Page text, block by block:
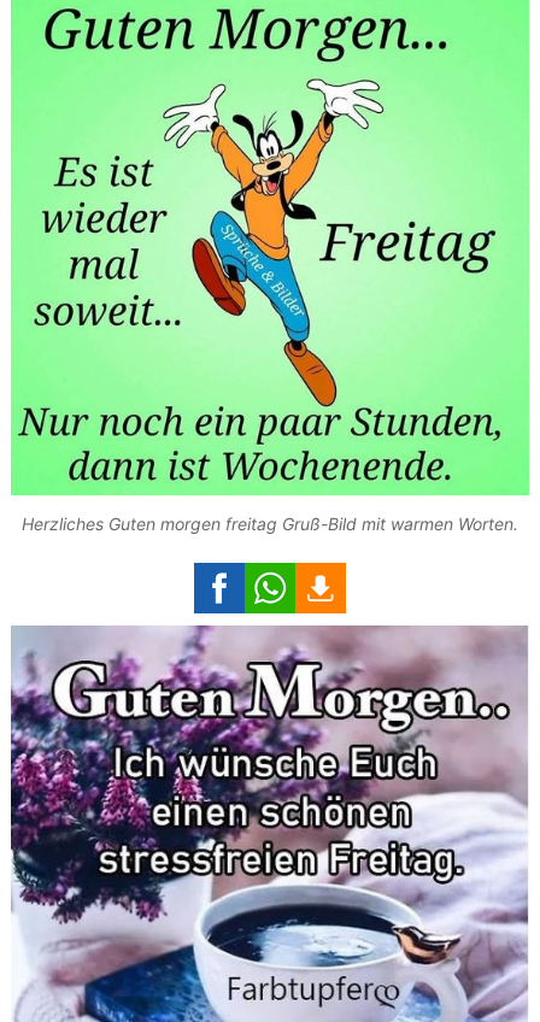
Herzliches Guten morgen freitag Gruß-Bild mit warmen Worten.